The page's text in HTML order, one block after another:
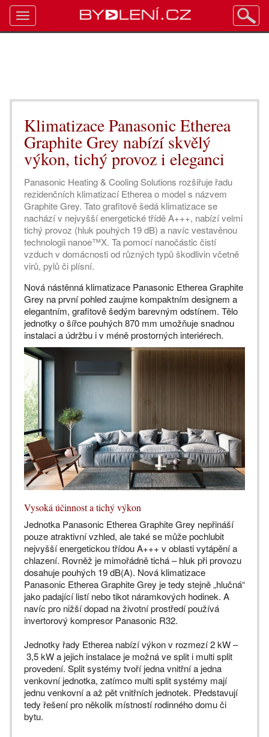
Klimatizace Panasonic Etherea
Graphite Grey nabízí skvělý
výkon, tichý provoz i eleganci
Panasonic Heating & Cooling Solutions rozšiřuje řadu
rezidenčních klimatizací Etherea o model s názvem
Graphite Grey. Tato grafitově šedá klimatizace se
nachází v nejvyšší energetické třídě A+++, nabízí velmi
tichý provoz (hluk pouhých 19 dB) a navíc vestavěnou
technologii nanoe™X. Ta pomocí nanočástic čistí
vzduch v domácnosti od různých typů škodlivin včetně
virů, pylů či plísní.
Nová nástěnná klimatizace Panasonic Etherea Graphite
Grey na první pohled zaujme kompaktním designem a
elegantním, grafitově šedým barevným odstínem. Tělo
jednotky o šířce pouhých 870 mm umožňuje snadnou
instalaci a údržbu i v méně prostorných interiérech.
Vysoká účinnost a tichý výkon
Jednotka Panasonic Etherea Graphite Grey nepřináší
pouze atraktivní vzhled, ale také se může pochlubit
nejvyšší energetickou třídou A+++ v oblasti vytápění a
chlazení. Rovněž je mimořádně tichá – hluk při provozu
dosahuje pouhých 19 dB(A). Nová klimatizace
Panasonic Etherea Graphite Grey je tedy stejně „hlučná“
jako padající listí nebo tikot náramkových hodinek. A
navíc pro nižší dopad na životní prostředí používá
invertorový kompresor Panasonic R32.
Jednotky řady Etherea nabízí výkon v rozmezí 2 kW –
3,5 kW a jejich instalace je možná ve split i multi split
provedení. Split systémy tvoří jedna vnitřní a jedna
venkovní jednotka, zatímco multi split systémy mají
jednu venkovní a až pět vnitřních jednotek. Představují
tedy řešení pro několik místností rodinného domu či
bytu.
Toggle
navigation